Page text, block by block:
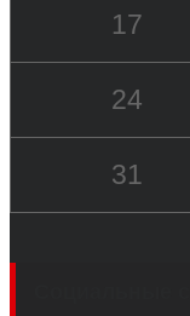
17
24
31